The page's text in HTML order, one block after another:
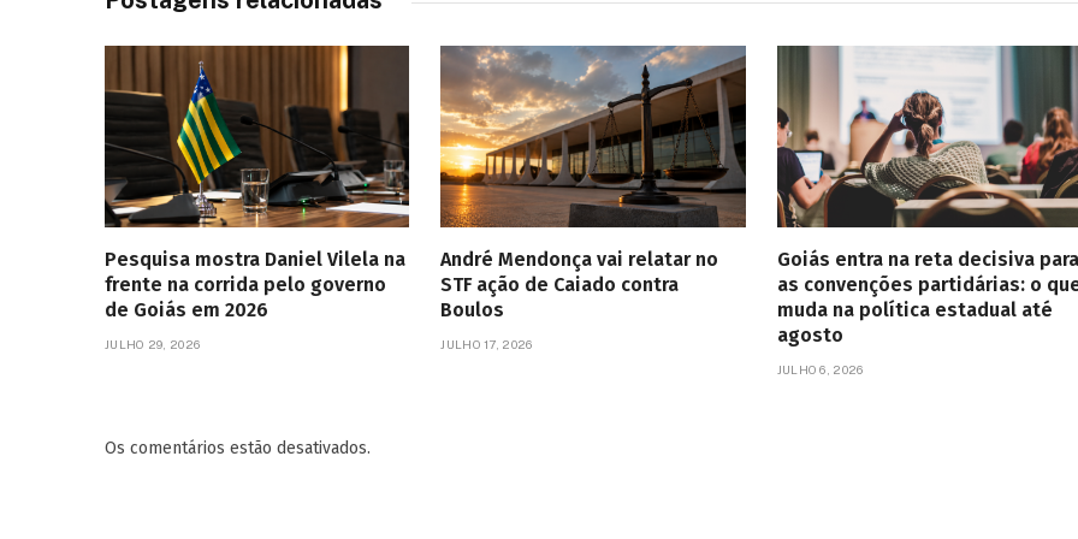
Pesquisa mostra Daniel Vilela na
frente na corrida pelo governo
de Goiás em 2026
JULHO 29, 2026
André Mendonça vai relatar no
STF ação de Caiado contra
Boulos
JULHO 17, 2026
Goiás entra na reta decisiva para
as convenções partidárias: o
muda na política estadual até
agosto
JULHO 6, 2026
Os comentários estão desativados.